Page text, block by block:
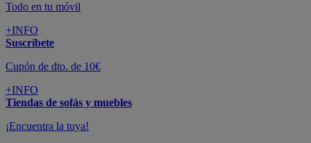
Todo en tu móvil
+INFO
Suscríbete
Cupón de dto. de 10€
+INFO
Tiendas de sofás y muebles
¡Encuentra la tuya!